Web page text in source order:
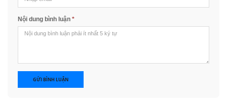
Nội dung bình luận *
GỬI BÌNH LUẬN